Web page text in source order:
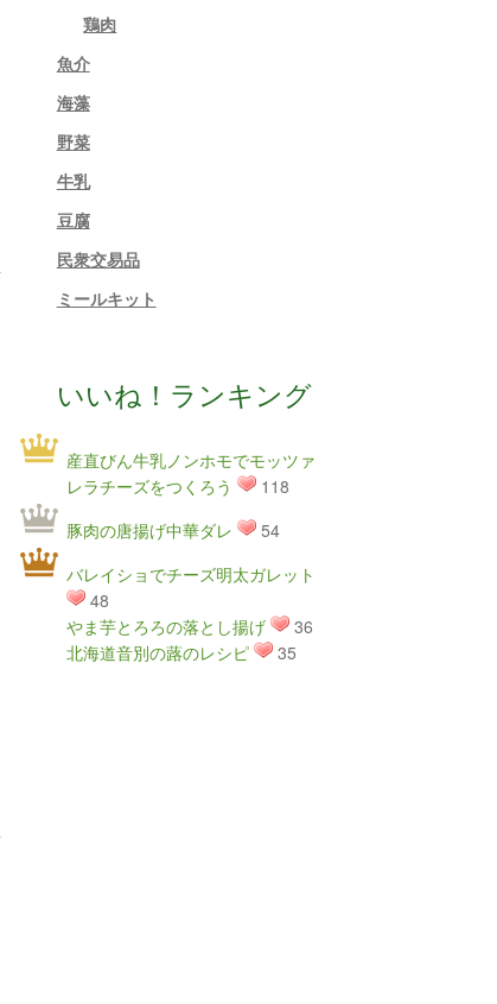
鶏肉
魚介
海藻
野菜
牛乳
豆腐
民衆交易品
ミールキット
いいね！ランキング
産直びん牛乳ノンホモでモッツァ
レラチーズをつくろう
118
豚肉の唐揚げ中華ダレ
54
バレイショでチーズ明太ガレット
48
やま芋とろろの落とし揚げ
36
北海道音別の蕗のレシピ
35